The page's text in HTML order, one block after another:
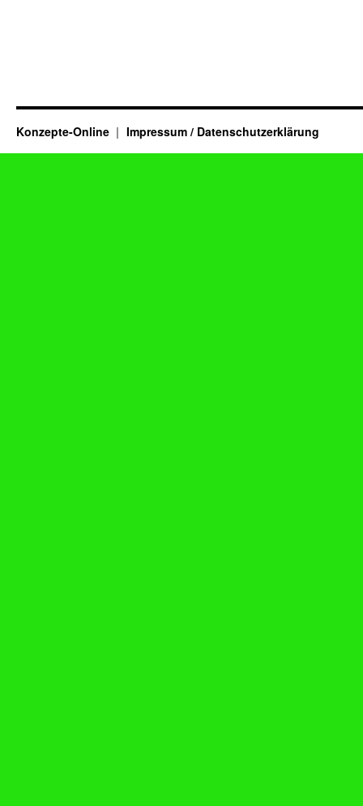
Konzepte-Online Impressum / Datenschutzerklärung